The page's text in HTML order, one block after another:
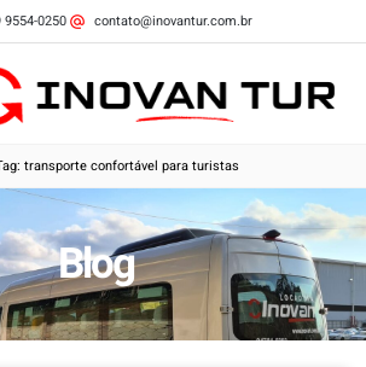
9554-0250 contato@inovantur.com.br
transporte confortável para turistas
Blog